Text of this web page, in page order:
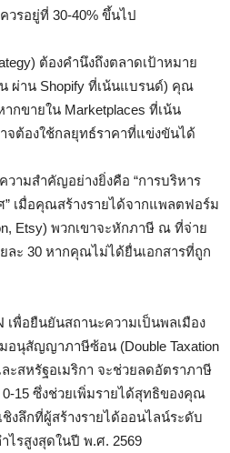
วรอยู่ที่ 30-40% ขึ้นไป
ต้องคำนึงถึงตลาดเป้าหมาย
ผ่าน Shopify ที่เน้นแบรนด์) คุณ
กขายใน Marketplaces ที่เน้น
ต้องใช้กลยุทธ์ราคาที่แข่งขันได้
วามสำคัญอย่างยิ่งคือ “การบริหาร
” เมื่อคุณสร้างรายได้จากแพลตฟอร์ม
Etsy) พวกเขาจะหักภาษี ณ ที่จ่าย
ยละ 30 หากคุณไม่ได้ยื่นเอกสารที่ถูก
เพื่อยืนยันสถานะความเป็นพลเมือง
นุสัญญาภาษีซ้อน (Double Taxation
ะสหรัฐอเมริกา จะช่วยลดอัตราภาษี
15 ซึ่งช่วยเพิ่มรายได้สุทธิของคุณ
งลึกที่ผู้สร้างรายได้ออนไลน์ระดับ
ไรสูงสุดในปี พ.ศ. 2569